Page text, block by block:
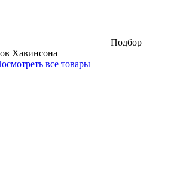
Подбор
Хавинсона
все товары